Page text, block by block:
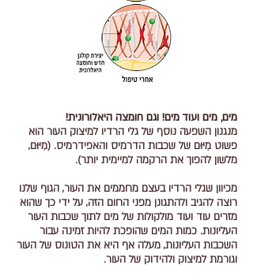
מים, מים ועוד מים! וגם חומצה היאלורונית!
מנגנון השפעה נוסף של גלי הרדיו למיצוק העור הוא
פשוט מִיּוּם של שכבות הדרמיס והאפידרמיס. (מִיּוּם,
מלשון להפוך את הרקמה למיימית יותר).
מכיוון שגלי הרדיו בעצם מחממים את העור, הגוף שלנו
רוצה להגיב ולהתגונן מפני החום הזה, על ידי כך שהוא
מזרים עוד ועוד מולקולות של מים לתוך שכבות העור
העליונות. כמות המים שהופכת להיות זמינה עבור
השכבות העליונות, מעלה אף היא את הטונוס של העור
וגורמת למיצוק ולהידוק של העור.